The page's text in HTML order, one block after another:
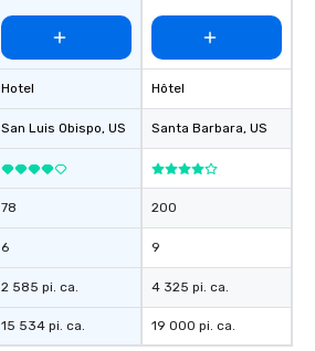
Hotel
San Luis Obispo, US
78
6
2 585 pi. ca.
15 534 pi. ca.
Hôtel
Santa Barbara, US
200
9
4 325 pi. ca.
19 000 pi. ca.